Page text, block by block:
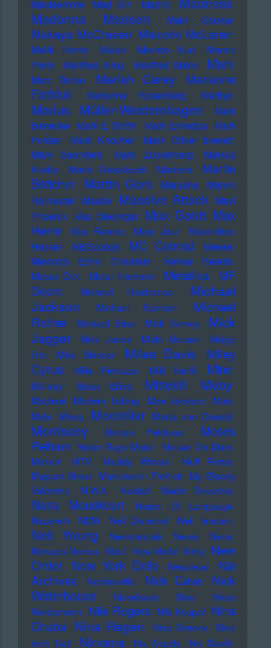
Macklemore
Mad Sin Madlib
Madonna
Madsen Main Source
Makaya McCraven Malcolm McLaren
Malik Harris Malva Mambo Kurt
Mamie
Perry
Manfred Krug Manfred Mann Mani
Marc Bolan Mariah Carey
Marianne
Faithfull
Marianne Rosenberg Marilyn
Marius Müller-Westernhagen
Mark
Benecke Mark E Smith Mark Ernestus Mark
Forster
Mark Knopfler
Mark Oliver Everett
Mark Saunders
Mark Zuckerberg
Markus
Kavka
Marlo Grosshardt Marteria
Martin
Böttcher Martin Gore Marusha
Marvin
Rainwater Massiv Massive Attack Mavi
Phoenix Max Giesinger Max Goldt Max
Herre
Max Romeo Maxi Jazz
Maximilian
Hecker
MBSounds MC Conrad
Meese
Melody's Echo Chamber
Mense Reents
Mesut Özil
Metal Hammer Metallica MF
Doom
Michael Hutchence
Michael
Jackson
Michael Kemner
Michael
Rother
Michael Stipe Mick Harvey
Mick
Jagger
Mick Jones Micki Meuser
Midge
Ure
Mike Skinner Miles Davis
Miley
Cyrus
Mille Petrozza Milli Vanilli Mine
Ministry Missy Elliott Mittekill Moby
Moderat Modern Talking Moe Jacksch
Mois
Mola
Moog Moonriivr Moritz von Oswald
Morrissey Morton Feldman
Moses
Pelham
Motor Boys Motor
Mouse On Mars
Mozart
MTV Muddy Waters
Muff Potter
Muppet Show
Münchener Freiheit
My Bloody
Valentine
N.W.A. Naddel Nadin Deventer
Nana Mouskouri
Nation Of Language
Nazareth
NDW Neil Diamond Neil Tennant
Neil Young Nekromantix Nemo
Nena
Nervous Norvus Neu! New Model Army New
Order New York Dolls Newcleus
Nia
Archives
Nichtseattle Nick Cave
Nick
Waterhouse
Nickelback Nico
Nikko
Weidemann Nile Rogers Nils Keppel Nina
Chuba Nina Hagen Nina Simone
Nine
Inch Nail
Nirvana No Angels No Doubt